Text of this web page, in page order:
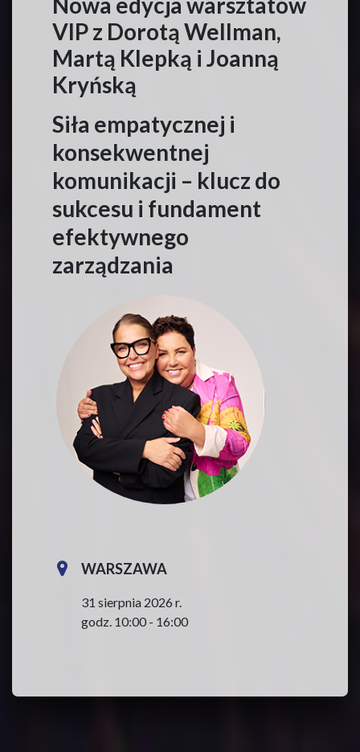
VIP z Dorotą Wellman,
Martą Klepką i Joanną
Kryńską
Siła empatycznej i
konsekwentnej
komunikacji – klucz do
sukcesu i fundament
efektywnego
zarządzania
WARSZAWA
31 sierpnia 2026 r.
godz. 10:00 - 16:00